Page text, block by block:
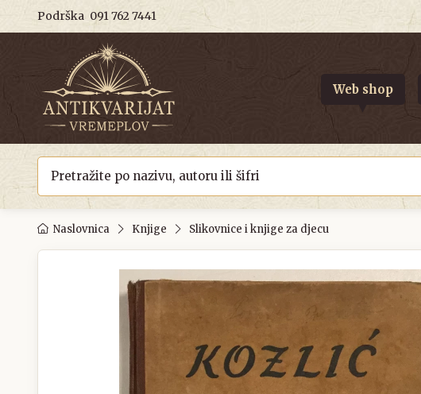
Podrška 091 762 7441
Web shop
Naslovnica Knjige Slikovnice i knjige za djecu